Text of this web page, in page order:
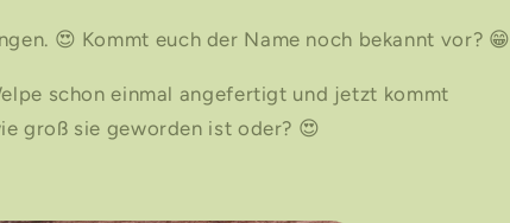
😍 Kommt euch der Name noch bekannt vor? 😁
schon einmal angefertigt und jetzt kommt
groß sie geworden ist oder? 😍